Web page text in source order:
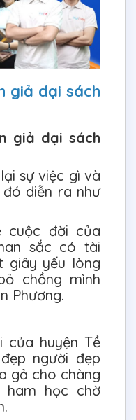
giả dại sách
giả dại sách
sự việc gì và
diễn ra như
cuộc đời của
sắc có tài
giây yếu lòng
chồng mình
Phương.
của huyện Tề
người đẹp
gả cho chàng
ham học chờ